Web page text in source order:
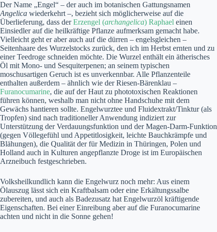
Der Name „Engel“ – der auch im botanischen Gattungsnamen
Angelica wiederkehrt –, bezieht sich möglicherweise auf die
Überlieferung, dass derErzengel (archangelica) Raphael einen
Einsiedler auf die heilkräftige Pflanze aufmerksam gemacht habe.
Vielleicht geht er aber auch auf die dürren – engelsgleichen –
Seitenhaare des Wurzelstocks zurück, den ich im Herbst ernten und zu
einer Teedroge schneiden möchte. Die Wurzel enthält ein ätherisches
Öl mit Mono- und Sesquiterpenen; an seinem typischen
moschusartigen Geruch ist es unverkennbar. Alle Pflanzenteile
enthalten außerdem – ähnlich wie der Riesen-Bärenklau –
Furanocumarine, die auf der Haut zu phototoxischen Reaktionen
führen können, weshalb man nicht ohne Handschuhe mit dem
Gewächs hantieren sollte. Engelwurztee und Fluidextrakt/Tinktur (als
Tropfen) sind nach traditioneller Anwendung indiziert zur
Unterstützung der Verdauungsfunktion und der Magen-Darm-Funktion
(gegen Völlegefühl und Appetitlosigkeit, leichte Bauchkrämpfe und
Blähungen), die Qualität der für Medizin in Thüringen, Polen und
Holland auch in Kulturen angepflanzte Droge ist im Europäischen
Arzneibuch festgeschrieben.
Volksheilkundlich kann die Engelwurz noch mehr: Aus einem
Ölauszug lässt sich ein Kraftbalsam oder eine Erkältungssalbe
zubereiten, und auch als Badezusatz hat Engelwurzöl kräftigende
Eigenschaften. Bei einer Einreibung aber auf die Furanocumarine
achten und nicht in die Sonne gehen!